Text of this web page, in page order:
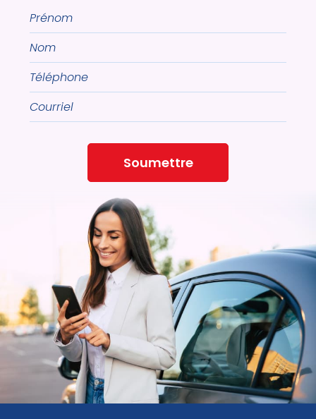
Prénom
Nom
Téléphone
Courriel
Soumettre